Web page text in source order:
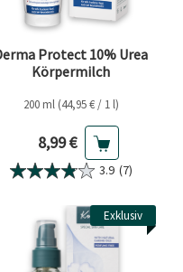
Protect 10% Urea
Körpermilch
200 ml (44,95 € / 1 l)
Aktueller Preis
8,99 €
3.9 (7)
Exklusiv